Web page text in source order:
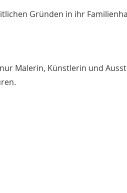
Gründen in ihr
Malerin, Künstlerin und